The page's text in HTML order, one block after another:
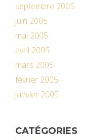
septembre 2005
juin 2005
mai 2005
avril 2005
mars 2005
février 2005
janvier 2005
CATÉGORIES